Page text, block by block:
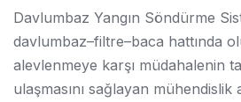
Davlumbaz Yangın Söndürme
davlumbaz–filtre–baca hattında
alevlenmeye karşı müdahalenin
ulaşmasını sağlayan mühendislik